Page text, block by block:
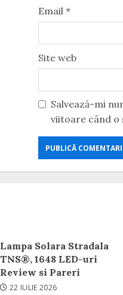
Email *
Site web
Salvează-mi
viitoare când o
Lampa Solara Stradala
TNS®, 1648 LED-uri
Review si Pareri
22 IULIE 2026